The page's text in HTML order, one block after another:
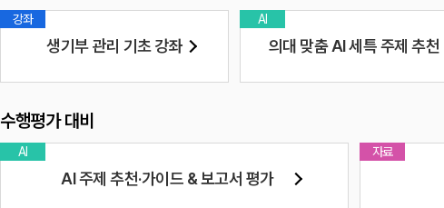
강좌
생기부 관리 기초 강좌
AI
의대 맞춤 AI 세특 주제 추천
수행평가 대비
AI
AI 주제 추천·가이드 & 보고서 평가
자료